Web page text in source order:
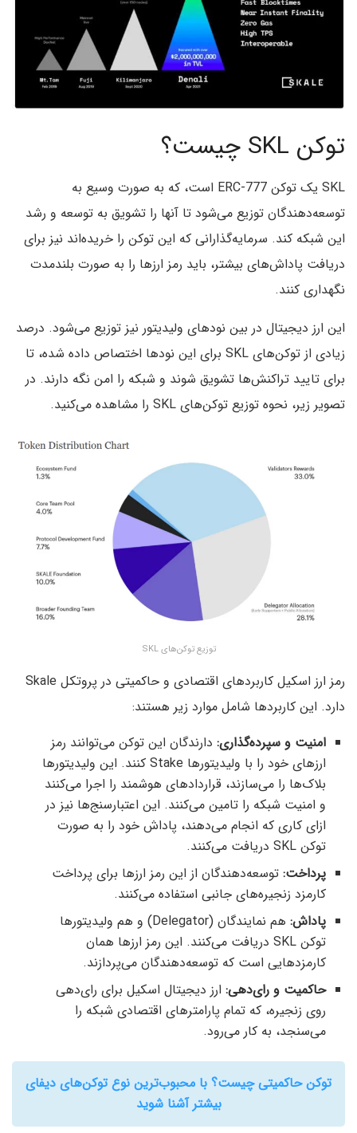
توکن SKL چیست؟
SKL یک توکن ERC-777 است، که به صورت وسیع به
توسعه‌دهندگان توزیع می‌شود تا آنها را تشویق به توسعه و رشد
این شبکه کند. سرمایه‌گذارانی که این توکن را خریده‌اند نیز برای
دریافت پاداش‌های بیشتر، باید رمز ارزها را به صورت بلندمدت
نگهداری کنند.
این ارز دیجیتال در بین نودهای ولیدیتور نیز توزیع می‌شود. درصد
زیادی از توکن‌های SKL برای این نودها اختصاص داده شده، تا
برای تایید تراکنش‌ها تشویق شوند و شبکه را امن نگه دارند. در
تصویر زیر، نحوه توزیع توکن‌های SKL‌ را مشاهده می‌کنید.
توزیع توکن‌های SKL
رمز ارز اسکیل کاربردهای اقتصادی و حاکمیتی در پروتکل Skale
دارد. این کاربردها شامل موارد زیر هستند:
امنیت و سپرده‌گذاری: دارندگان این توکن می‌توانند رمز
ارزهای خود را با ولیدیتورها Stake کنند. این ولیدیتورها
بلاک‌ها را می‌سازند، قراردادهای هوشمند را اجرا می‌کنند
و امنیت شبکه را تامین می‌کنند. این اعتبارسنج‌ها نیز در
ازای کاری که انجام می‌دهند، پاداش خود را به صورت
توکن SKL دریافت می‌کنند.
پرداخت: توسعه‌دهندگان از این رمز ارزها برای پرداخت
کارمزد زنجیره‌های جانبی استفاده می‌کنند.
پاداش:
هم نمایندگان (Delegator) و هم ولیدیتورها
توکن SKL دریافت می‌کنند. این رمز ارزها همان
کارمزدهایی است که توسعه‌دهندگان می‌پردازند.
حاکمیت و رای‌دهی: ارز دیجیتال اسکیل برای رای‌دهی
روی زنجیره، که تمام پارامترهای اقتصادی شبکه را
می‌سنجد، به کار می‌رود.
توکن حاکمیتی چیست؟ با محبوب‌ترین نوع توکن‌‌های دیفای
بیشتر آشنا شوید